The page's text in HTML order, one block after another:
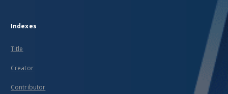
Indexes
Title
Creator
Contributor